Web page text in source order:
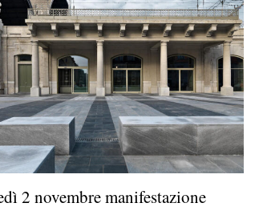
2 novembre manifestazione